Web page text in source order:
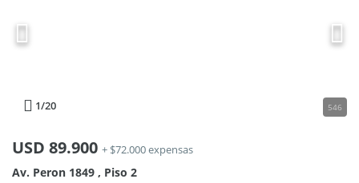
1/20 546
USD 89.900 + $72.000 expensas
Av. Peron 1849 , Piso 2